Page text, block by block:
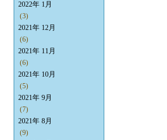
2022年 1月
(3)
2021年 12月
(6)
2021年 11月
(6)
2021年 10月
(5)
2021年 9月
(7)
2021年 8月
(9)